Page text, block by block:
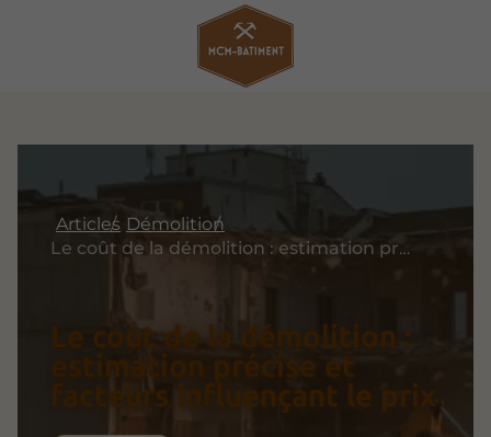
Articles Démolition
Le coût de la démolition : estimation précise et facteurs influençant le prix
Le coût de la démolition :
estimation précise et
facteurs influençant le prix